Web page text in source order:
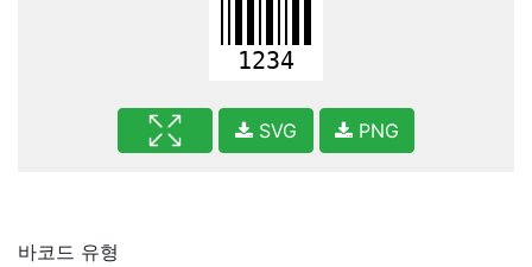
1234
SVG PNG
바코드 유형